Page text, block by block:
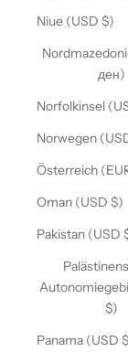
Niue (USD $)
ден)
Norfolkinsel
Norwegen
Österreich
Oman (USD $)
Pakistan (USD
$)
Panama (USD